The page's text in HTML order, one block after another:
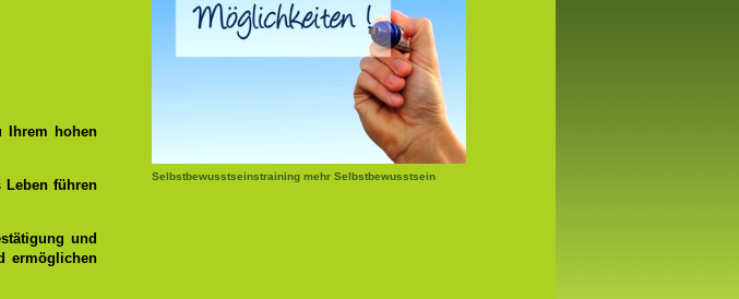
Selbstbewusstseinstraining mehr Selbstbewusstsein
Ihrem hohen
Leben führen
und
ermöglichen